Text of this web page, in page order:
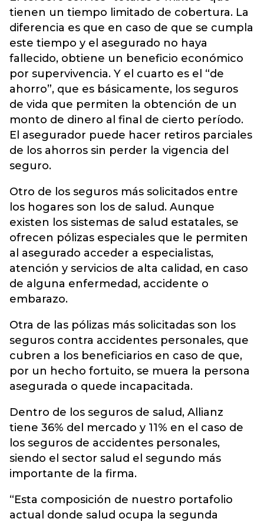
tienen un tiempo limitado de cobertura. La
diferencia es que en caso de que se cumpla
este tiempo y el asegurado no haya
fallecido, obtiene un beneficio económico
por supervivencia. Y el cuarto es el “de
ahorro”, que es básicamente, los seguros
de vida que permiten la obtención de un
monto de dinero al final de cierto período.
El asegurador puede hacer retiros parciales
de los ahorros sin perder la vigencia del
seguro.
Otro de los seguros más solicitados entre
los hogares son los de salud. Aunque
existen los sistemas de salud estatales, se
ofrecen pólizas especiales que le permiten
al asegurado acceder a especialistas,
atención y servicios de alta calidad, en caso
de alguna enfermedad, accidente o
embarazo.
Otra de las pólizas más solicitadas son los
seguros contra accidentes personales, que
cubren a los beneficiarios en caso de que,
por un hecho fortuito, se muera la persona
asegurada o quede incapacitada.
Dentro de los seguros de salud, Allianz
tiene 36% del mercado y 11% en el caso de
los seguros de accidentes personales,
siendo el sector salud el segundo más
importante de la firma.
“Esta composición de nuestro portafolio
actual donde salud ocupa la segunda